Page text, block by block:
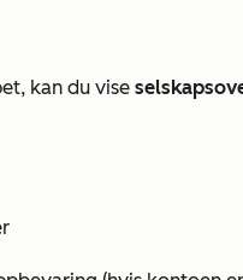
kan du vise